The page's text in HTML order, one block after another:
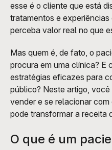
esse é o cliente que está
tratamentos e
perceba valor real no que
Mas quem é, de fato, o
procura em uma clínica? E
estratégias eficazes para
público? Neste artigo,
vender e se relacionar
pode transformar a receita
O que é um